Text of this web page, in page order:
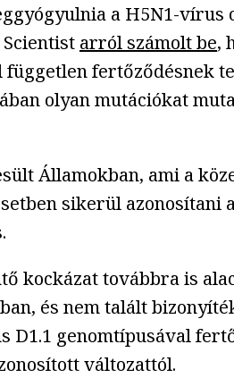
a H5N1-vírus
arról számolt be,
fertőződésnek
olyan mutációkat
Államokban, ami a
sikerül
kockázat továbbra is
és nem talált
genomtípusával
változattól.